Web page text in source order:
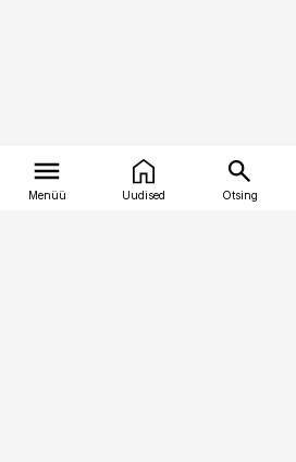
Menüü Uudised Otsing